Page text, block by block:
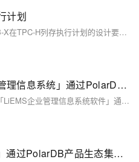
计划
本文从官方的角度逐条解析PolarDB-X在TPC-H列存执行计划的设计要点。这些要点不仅包含了各项优化的原理，还提供了相关的证明与代码实现，希望帮助读者更深入地理解PolarDB-X的列存优化器。
朗坤智慧科技「LiEMS企业管理信息系统」通过PolarDB产品生态集成认证！
近日，朗坤智慧科技股份有限公司「LiEMS企业管理信息系统软件」通过PolarDB产品生态集成认证！
定川信息「川立方数治平台」通过PolarDB产品生态集成认证！